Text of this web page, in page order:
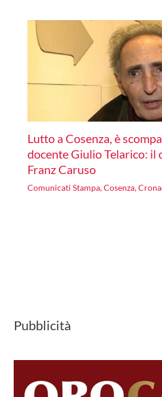
Lutto a Cosenza, è
docente Giulio Telarico: il
Franz Caruso
Comunicati Stampa,Cosenza,
Pubblicità